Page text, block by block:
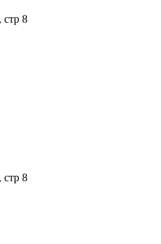
стр 8
стр 8